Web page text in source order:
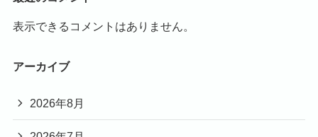
表示できるコメントはありません。
アーカイブ
2026年8月